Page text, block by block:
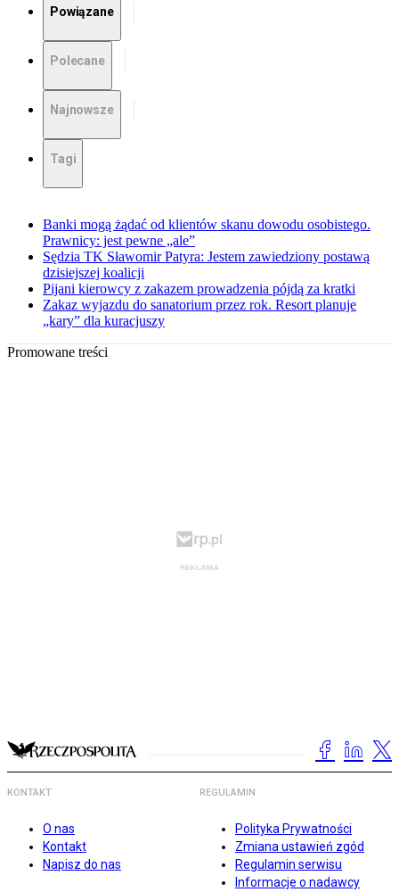
Powiązane
Polecane
Najnowsze
Tagi
Banki mogą żądać od klientów skanu dowodu osobistego.
Prawnicy: jest pewne „ale”
Sędzia TK Sławomir Patyra: Jestem zawiedziony postawą
dzisiejszej koalicji
Pijani kierowcy z zakazem prowadzenia pójdą za kratki
Zakaz wyjazdu do sanatorium przez rok. Resort planuje
„kary” dla kuracjuszy
Promowane treści
KONTAKT
O nas
Kontakt
Napisz do nas
REGULAMIN
Polityka Prywatności
Zmiana ustawień zgód
Regulamin serwisu
Informacje o nadawcy